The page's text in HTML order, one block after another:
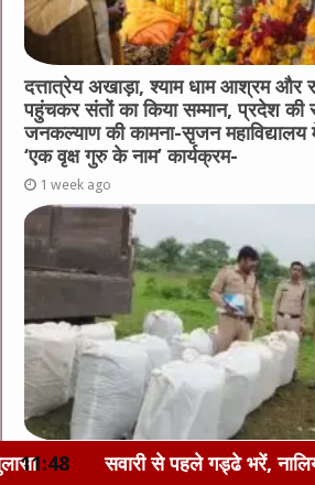
दत्तात्रेय अखाड़ा, श्याम धाम आश्रम और
पहुंचकर संतों का किया सम्मान, प्रदेश
जनकल्याण की कामना-सृजन महाविद्यालय
‘एक वृक्ष गुरु के नाम’ कार्यक्रम-
1 week ago
290 किलो डोडाचूरा से भरी ट्रैक्टर-
कार्य पूरा करें-कलेक्टर श्री सिंह, देश के
11:48